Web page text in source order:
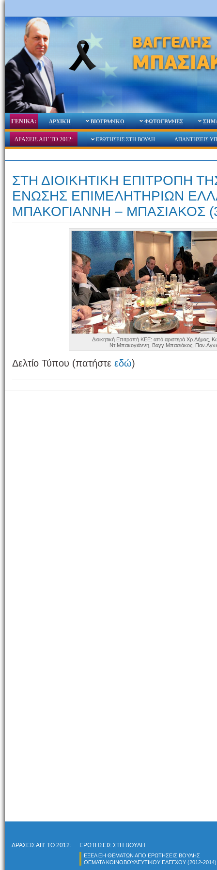
ΓΕΝΙΚΑ: ΑΡΧΙΚΗ ΒΙΟΓΡΑΦΙΚΟ ΦΩΤΟΓΡΑΦΙΕΣ
ΔΡΑΣΕΙΣ ΑΠ’ ΤΟ 2012: ΕΡΩΤΗΣΕΙΣ ΣΤΗ ΒΟΥΛΗ ΑΠΑΝΤΗΣΕΙΣ
ΣΤΗ ΔΙΟΙΚΗΤΙΚΗ ΕΠΙΤΡΟΠΗ
ΕΝΩΣΗΣ ΕΠΙΜΕΛΗΤΗΡΙΩΝ
ΜΠΑΚΟΓΙΑΝΝΗ – ΜΠΑΣΙΑΚΟΣ
Διοικητική Επιτροπή ΚΕΕ: από αριστερά Χρ.Δήμας,
Ντ.Μπακογιάννη, Βαγγ.Μπασιάκος,
Δελτίο Τύπου (πατήστε εδώ)
ΔΡΑΣΕΙΣ ΑΠ’ ΤΟ 2012: ΕΡΩΤΗΣΕΙΣ ΣΤΗ ΒΟΥΛΗ
ΕΞΕΛΙΞΗ ΘΕΜΑΤΩΝ ΑΠΟ ΕΡΩΤΗΣΕΙΣ ΒΟΥΛΗΣ
ΘΕΜΑΤΑ ΚΟΙΝΟΒΟΥΛΕΥΤΙΚΟΥ ΕΛΕΓΧΟY (2012-2014)